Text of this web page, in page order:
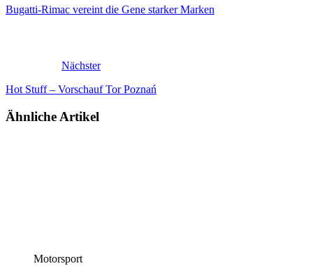
Bugatti-Rimac vereint die Gene starker Marken
Nächster
Hot Stuff – Vorschauf Tor Poznań
Ähnliche Artikel
Motorsport